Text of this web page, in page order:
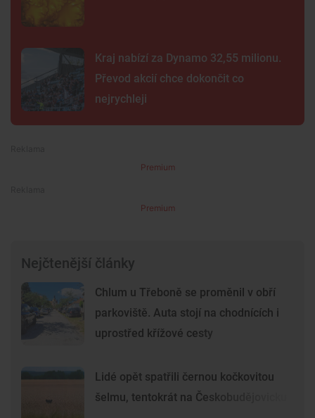
Kraj nabízí za Dynamo 32,55 milionu.
Převod akcií chce dokončit co
nejrychleji
Premium
Premium
Nejčtenější články
Chlum u Třeboně se proměnil v obří
parkoviště. Auta stojí na chodnících i
uprostřed křížové cesty
Lidé opět spatřili černou kočkovitou
šelmu, tentokrát na Českobudějovicku